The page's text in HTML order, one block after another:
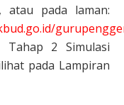
atau pada laman:
Tahap 2 Simulasi
pada Lampiran